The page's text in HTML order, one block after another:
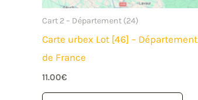
Cart 2 – Département (24)
Carte urbex Lot [46] – Département
de France
11.00€